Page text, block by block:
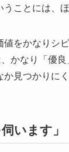
ことには、
をかなりシ
かなり「優
見つかりにく
います」